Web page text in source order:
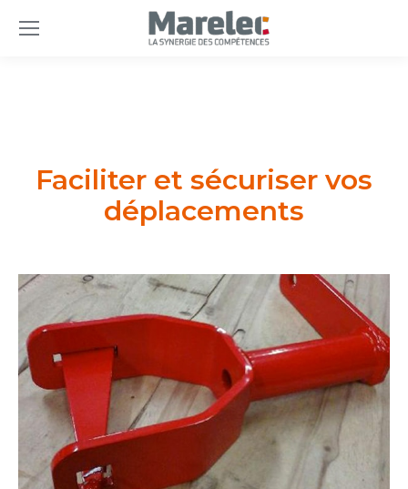
Faciliter et sécuriser vos
déplacements